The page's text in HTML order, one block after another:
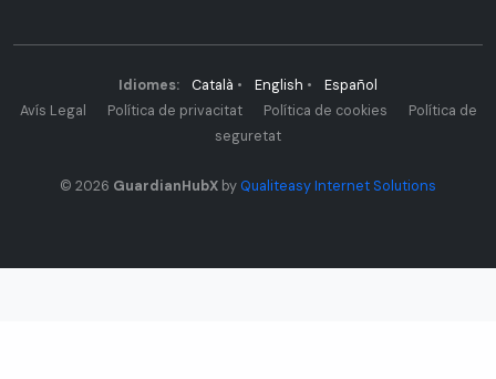
Idiomes: Català • English •
Español
Avís Legal
Política de privacitat Política de cookies
Política de
seguretat
© 2026 GuardianHubX by Qualiteasy Internet Solutions